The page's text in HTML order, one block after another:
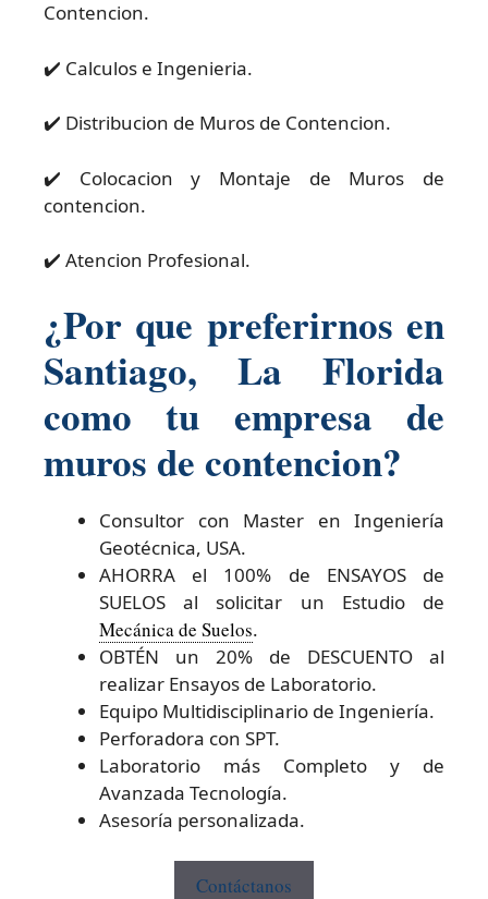
Contencion.
✔️ Calculos e Ingenieria.
✔️ Distribucion de Muros de Contencion.
✔️ Colocacion y Montaje de Muros de
contencion.
✔️ Atencion Profesional.
¿Por que preferirnos en
Santiago, La Florida
como tu empresa de
muros de contencion?
Consultor con Master en Ingeniería
Geotécnica, USA.
AHORRA el 100% de ENSAYOS de
SUELOS al solicitar un Estudio de
Mecánica de Suelos.
OBTÉN un 20% de DESCUENTO al
realizar Ensayos de Laboratorio.
Equipo Multidisciplinario de Ingeniería.
Perforadora con SPT.
Laboratorio más Completo y de
Avanzada Tecnología.
Asesoría personalizada.
Contáctanos